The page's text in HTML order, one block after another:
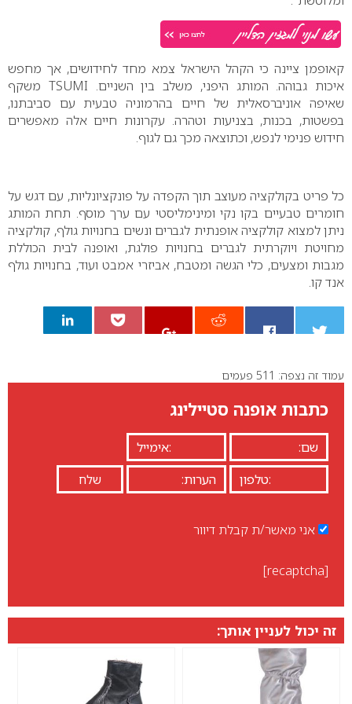
קאופמן ציינה כי הקהל הישראל צמא מחד לחידושים, אך מחפש
איכות גבוהה. המותג היפני, משלב בין השניים. TSUMI משקף
שאיפה אוניברסאלית של חיים בהרמוניה טבעית עם סביבתנו,
בפשטות, בכנות, בצניעות וטהרה. עקרונות חיים אלה מאפשרים
חידוש פנימי לנפש, וכתוצאה מכך גם לגוף.
כל פריט בקולקציה מעוצב תוך הקפדה על פונקציונליות, עם דגש על
חומרים טבעיים בקו נקי ומינימליסטי עם ערך מוסף. תחת המותג
ניתן למצוא קולקציה אופנתית לגברים ונשים בחנויות גולף, קולקציה
מחויטת ויוקרתית לגברים בחנויות פולגת, ואופנה לבית הכוללת
מגבות ומצעים, כלי הגשה ומטבח, אביזרי אמבט ועוד, בחנויות גולף
אנד קו.
0
עמוד זה נצפה: 511 פעמים
כתבות אופנה סטיילינג
אני מאשר/ת קבלת דיוור
[recaptcha]
זה יכול לעניין אותך: